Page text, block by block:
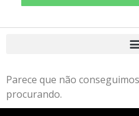
Parece que não
procurando.